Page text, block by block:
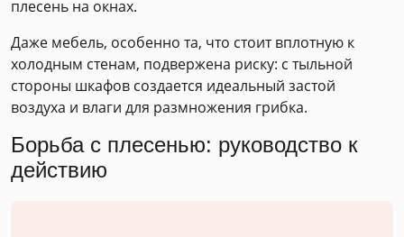
плесень на окнах.
Даже мебель, особенно та, что стоит вплотную к
холодным стенам, подвержена риску: с тыльной
стороны шкафов создается идеальный застой
воздуха и влаги для размножения грибка.
Борьба с плесенью: руководство к
действию